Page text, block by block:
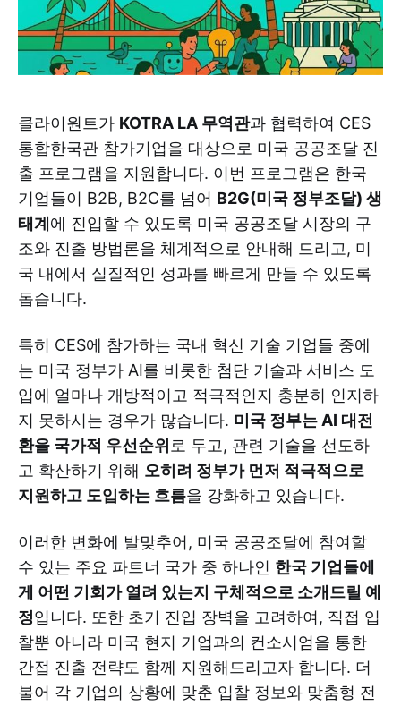
클라이원트가 KOTRA LA 무역관과 협력하여 CES
통합한국관 참가기업을 대상으로 미국 공공조달 진
출 프로그램을 지원합니다. 이번 프로그램은 한국
기업들이 B2B, B2C를 넘어 B2G(미국 정부조달) 생
태계에 진입할 수 있도록 미국 공공조달 시장의 구
조와 진출 방법론을 체계적으로 안내해 드리고, 미
국 내에서 실질적인 성과를 빠르게 만들 수 있도록
돕습니다.
특히 CES에 참가하는 국내 혁신 기술 기업들 중에
는 미국 정부가 AI를 비롯한 첨단 기술과 서비스 도
입에 얼마나 개방적이고 적극적인지 충분히 인지하
지 못하시는 경우가 많습니다. 미국 정부는 AI 대전
환을 국가적 우선순위 로 두고, 관련 기술을 선도하
고 확산하기 위해 오히려 정부가 먼저 적극적으로
지원하고 도입하는 흐름을 강화하고 있습니다.
이러한 변화에 발맞추어, 미국 공공조달에 참여할
수 있는 주요 파트너 국가 중 하나인 한국 기업들에
게 어떤 기회가 열려 있는지 구체적으로 소개드릴 예
정입니다. 또한 초기 진입 장벽을 고려하여, 직접 입
찰뿐 아니라 미국 현지 기업과의 컨소시엄을 통한
간접 진출 전략도 함께 지원해드리고자 합니다. 더
불어 각 기업의 상황에 맞춘 입찰 정보와 맞춤형 전